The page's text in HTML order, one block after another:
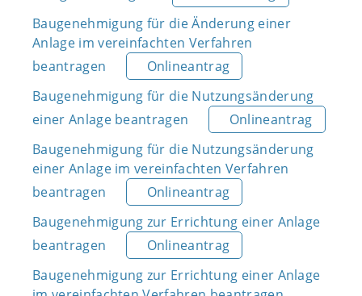
Baugenehmigung für die Änderung einer
Anlage im vereinfachten Verfahren
beantragen
Onlineantrag
Baugenehmigung für die Nutzungsänderung
einer Anlage beantragen
Onlineantrag
Baugenehmigung für die Nutzungsänderung
einer Anlage im vereinfachten Verfahren
beantragen
Onlineantrag
Baugenehmigung zur Errichtung einer Anlage
beantragen
Onlineantrag
Baugenehmigung zur Errichtung einer Anlage